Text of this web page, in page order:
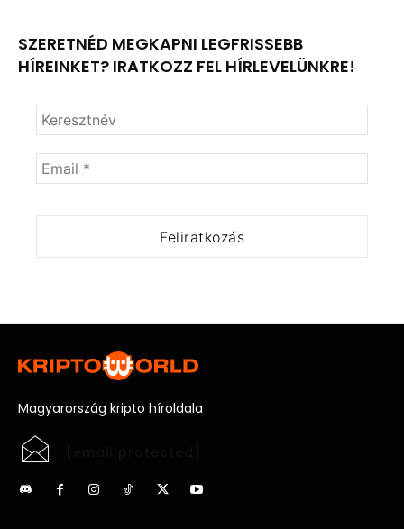
SZERETNÉD MEGKAPNI LEGFRISSEBB
HÍREINKET? IRATKOZZ FEL HÍRLEVELÜNKRE!
Magyarország kripto híroldala